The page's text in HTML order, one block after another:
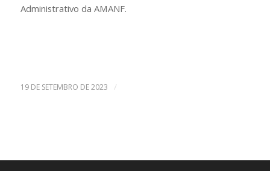
Administrativo da AMANF.
19 DE SETEMBRO DE 2023 /